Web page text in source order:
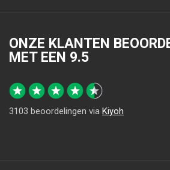
ONZE KLANTEN
MET EEN 9.5
3103 beoordelingen via Kiyoh